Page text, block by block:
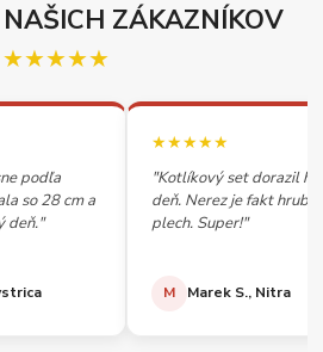
ZÁKAZNÍKOV
★★★★★
podľa
so 28 cm a
deň."
★★★★★
"Kotlíkový set dorazil
deň. Nerez je fakt
plech. Super!"
M Marek S., Nitra